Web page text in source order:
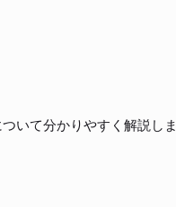
いて分かりやすく解説しま